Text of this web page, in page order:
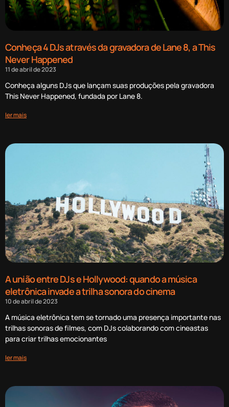
Conheça 4 DJs através da gravadora de Lane 8, a This
Never Happened
11 de abril de 2023
Conheça alguns DJs que lançam suas produções pela gravadora
This Never Happened, fundada por Lane 8.
ler mais
A união entre DJs e Hollywood: quando a música
eletrônica invade a trilha sonora do cinema
10 de abril de 2023
A música eletrônica tem se tornado uma presença importante nas
trilhas sonoras de filmes, com DJs colaborando com cineastas
para criar trilhas emocionantes
ler mais